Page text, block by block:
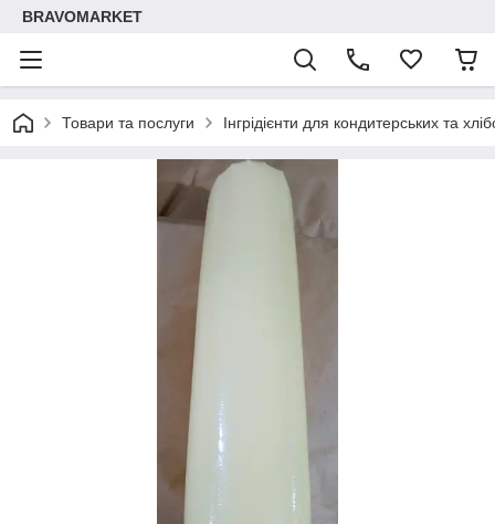
BRAVOMARKET
Товари та послуги Інгрідієнти для кондитерських та